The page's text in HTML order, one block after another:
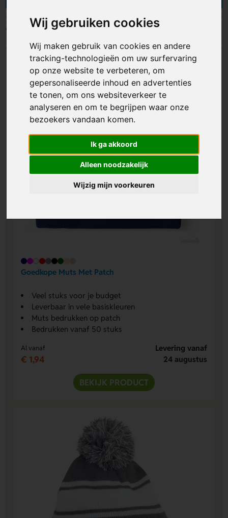
Wij gebruiken cookies
Wij maken gebruik van cookies en andere
tracking-technologieën om uw surfervaring
op onze website te verbeteren, om
gepersonaliseerde inhoud en advertenties
te tonen, om ons websiteverkeer te
analyseren en om te begrijpen waar onze
bezoekers vandaan komen.
Ik ga akkoord
Alleen noodzakelijk
Wijzig mijn voorkeuren
komt. Je zal er dan ook iedereen positief mee
verrassen. Bekijk nu de mogelijkheden van het
bedrukken van een muts bij Lavista!
Goedkope Muts Met Patch
Veel stuks voor je budget
Leverbaar in vele basiskleuren
Muts bedrukken op patch
Bedrukken vanaf 50 stuks
Al vanaf
€ 1,94
Levering vanaf
24 augustus
BEKIJK PRODUCT